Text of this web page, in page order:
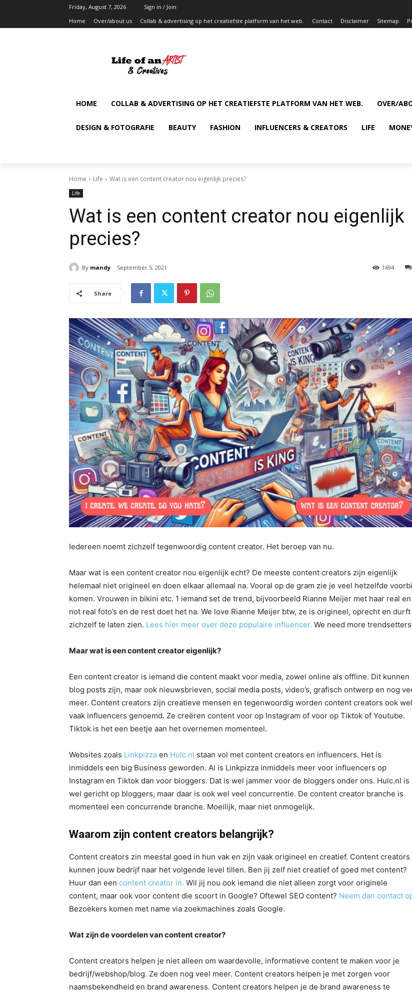
Friday, August 7, 2026
Sign in / Join
Home
Over/about us Collab & advertising op het creatiefste platform van het web. Contact Disclaimer Sitemap
HOME COLLAB & ADVERTISING OP HET CREATIEFSTE PLATFORM VAN HET WEB. OVER/
DESIGN & FOTOGRAFIE BEAUTY FASHION INFLUENCERS & CREATORS LIFE
Home Life Wat is een content creator nou eigenlijk precies?
Life
Wat is een content creator nou eigenlijk
precies?
By mandy September 5, 2021 1694
Share
Iedereen noemt zichzelf tegenwoordig content creator. Het beroep van nu.
Maar wat is een content creator nou eigenlijk echt? De meeste content creators zijn eigenlijk
helemaal niet origineel en doen elkaar allemaal na. Vooral op de gram zie je veel hetzelfde
komen. Vrouwen in bikini etc. 1 iemand set de trend, bijvoorbeeld Rianne Meijer met haar real en
not real foto’s en de rest doet het na. We love Rianne Meijer btw, ze is origineel, oprecht en durft
zichzelf te laten zien. Lees hier meer over deze populaire influencer. We need more
Maar wat is een content creator eigenlijk?
Een content creator is iemand die content maakt voor media, zowel online als offline. Dit kunnen
blog posts zijn, maar ook nieuwsbrieven, social media posts, video’s, grafisch ontwerp en nog
meer. Content creators zijn creatieve mensen en tegenwoordig worden content creators ook wel
vaak influencers genoemd. Ze creëren content voor op Instagram of voor op Tiktok of Youtube.
Tiktok is het een beetje aan het overnemen momenteel.
Websites zoals Linkpizza en Hulc.nl staan vol met content creators en influencers. Het is
inmiddels een big Business geworden. Al is Linkpizza inmiddels meer voor influencers op
Instagram en Tiktok dan voor bloggers. Dat is wel jammer voor de bloggers onder ons. Hulc.nl is
wel gericht op bloggers, maar daar is ook wel veel concurrentie. De content creator branche is
momenteel een concurrende branche. Moeilijk, maar niet onmogelijk.
Waarom zijn content creators belangrijk?
Content creators zin meestal goed in hun vak en zijn vaak origineel en creatief. Content creators
kunnen jouw bedrijf naar het volgende level tillen. Ben jij zelf niet creatief of goed met content?
Huur dan een content creator in. Wil jij nou ook iemand die niet alleen zorgt voor originele
content, maar ook voor content die scoort in Google? Oftewel SEO content? Neem dan contact
Bezoekers komen met name via zoekmachines zoals Google.
Wat zijn de voordelen van content creator?
Content creators helpen je niet alleen om waardevolle, informatieve content te maken voor je
bedrijf/webshop/blog. Ze doen nog veel meer. Content creators helpen je met zorgen voor
naamsbekendheid en brand awareness. Content creators helpen je de brand awareness te